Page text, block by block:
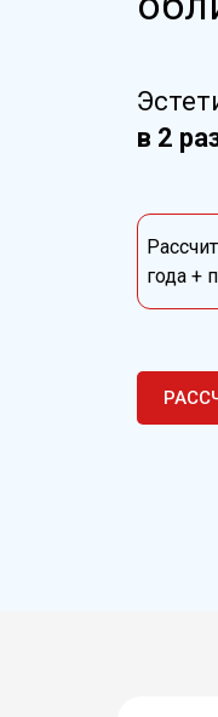
года +
в 2